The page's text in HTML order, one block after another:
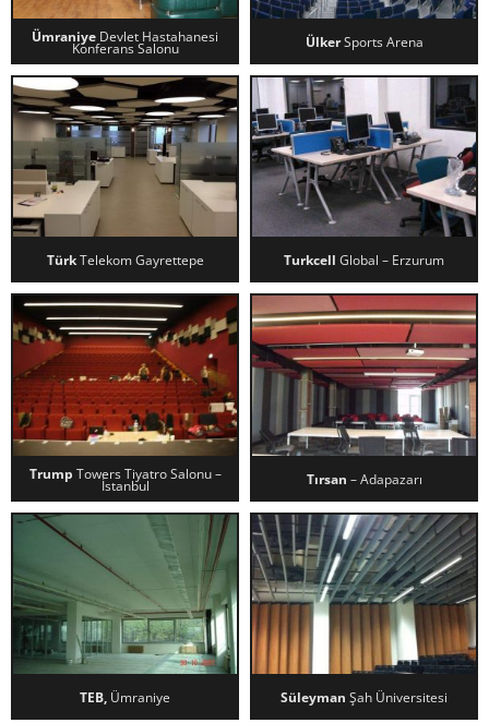
ÜMRANIYE DEVLET
HASTAHANESI KONFERANS
SALONU
Ümraniye Devlet Hastahanesi
Konferans Salonu
ÜLKER SPORTS ARENA
ÜlkerSports Arena
TÜRK TELEKOM GAYRETTEPE
TürkTelekom Gayrettepe
TURKCELL GLOBAL – ERZURUM
Turkcell Global – Erzurum
TRUMP TOWERS TIYATRO
SALONU – İSTANBUL
Trump Towers Tiyatro Salonu –
İstanbul
TIRSAN – ADAPAZARI
Tırsan – Adapazarı
TEB, Ümraniye Süleyman Şah Üniversitesi